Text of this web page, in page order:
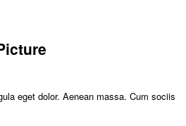
eget dolor. Aenean massa. Cum sociis